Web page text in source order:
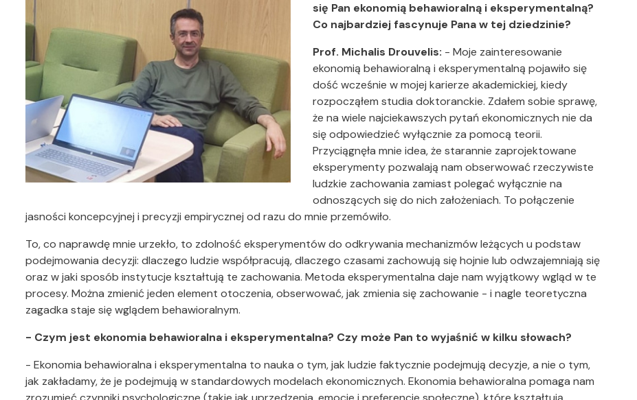
się Pan ekonomią behawioralną i eksperymentalną?
Co najbardziej fascynuje Pana w tej dziedzinie?
Prof. Michalis Drouvelis: - Moje zainteresowanie
ekonomią behawioralną i eksperymentalną pojawiło się
dość wcześnie w mojej karierze akademickiej, kiedy
rozpocząłem studia doktoranckie. Zdałem sobie sprawę,
że na wiele najciekawszych pytań ekonomicznych nie da
się odpowiedzieć wyłącznie za pomocą teorii.
Przyciągnęła mnie idea, że starannie zaprojektowane
eksperymenty pozwalają nam obserwować rzeczywiste
ludzkie zachowania zamiast polegać wyłącznie na
odnoszących się do nich założeniach. To połączenie
jasności koncepcyjnej i precyzji empirycznej od razu do mnie przemówiło.
To, co naprawdę mnie urzekło, to zdolność eksperymentów do odkrywania mechanizmów leżących u podstaw
podejmowania decyzji: dlaczego ludzie współpracują, dlaczego czasami zachowują się hojnie lub odwzajemniają się
oraz w jaki sposób instytucje kształtują te zachowania. Metoda eksperymentalna daje nam wyjątkowy wgląd w te
procesy. Można zmienić jeden element otoczenia, obserwować, jak zmienia się zachowanie - i nagle teoretyczna
zagadka staje się wglądem behawioralnym.
- Czym jest ekonomia behawioralna i eksperymentalna? Czy może Pan to wyjaśnić w kilku słowach?
- Ekonomia behawioralna i eksperymentalna to nauka o tym, jak ludzie faktycznie podejmują decyzje, a nie o tym,
jak zakładamy, że je podejmują w standardowych modelach ekonomicznych. Ekonomia behawioralna pomaga nam